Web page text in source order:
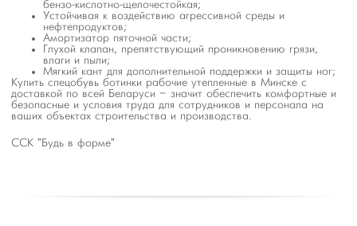
бензо-кислотно-щелочестойкая;
Устойчивая к воздействию агрессивной среды и
нефтепродуктов;
Амортизатор пяточной части;
Глухой клапан, препятствующий проникновению грязи,
влаги и пыли;
Мягкий кант для дополнительной поддержки и защиты ног;
Купить спецобувь ботинки рабочие утепленные в Минске с
доставкой по всей Беларуси – значит обеспечить комфортные и
безопасные и условия труда для сотрудников и персонала на
ваших объектах строительства и производства.
ССК "Будь в форме"